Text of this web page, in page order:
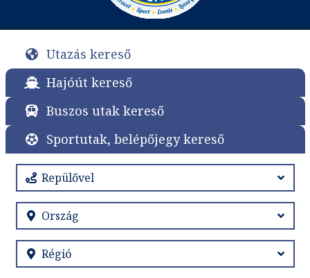
Utazás kereső
Hajóút kereső
Buszos utak kereső
Sportutak, belépőjegy kereső